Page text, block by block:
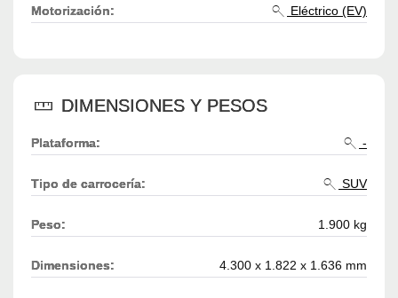
Motorización: Eléctrico (EV)
DIMENSIONES Y PESOS
Plataforma: -
Tipo de carrocería: SUV
Peso: 1.900 kg
Dimensiones: 4.300 x 1.822 x 1.636 mm